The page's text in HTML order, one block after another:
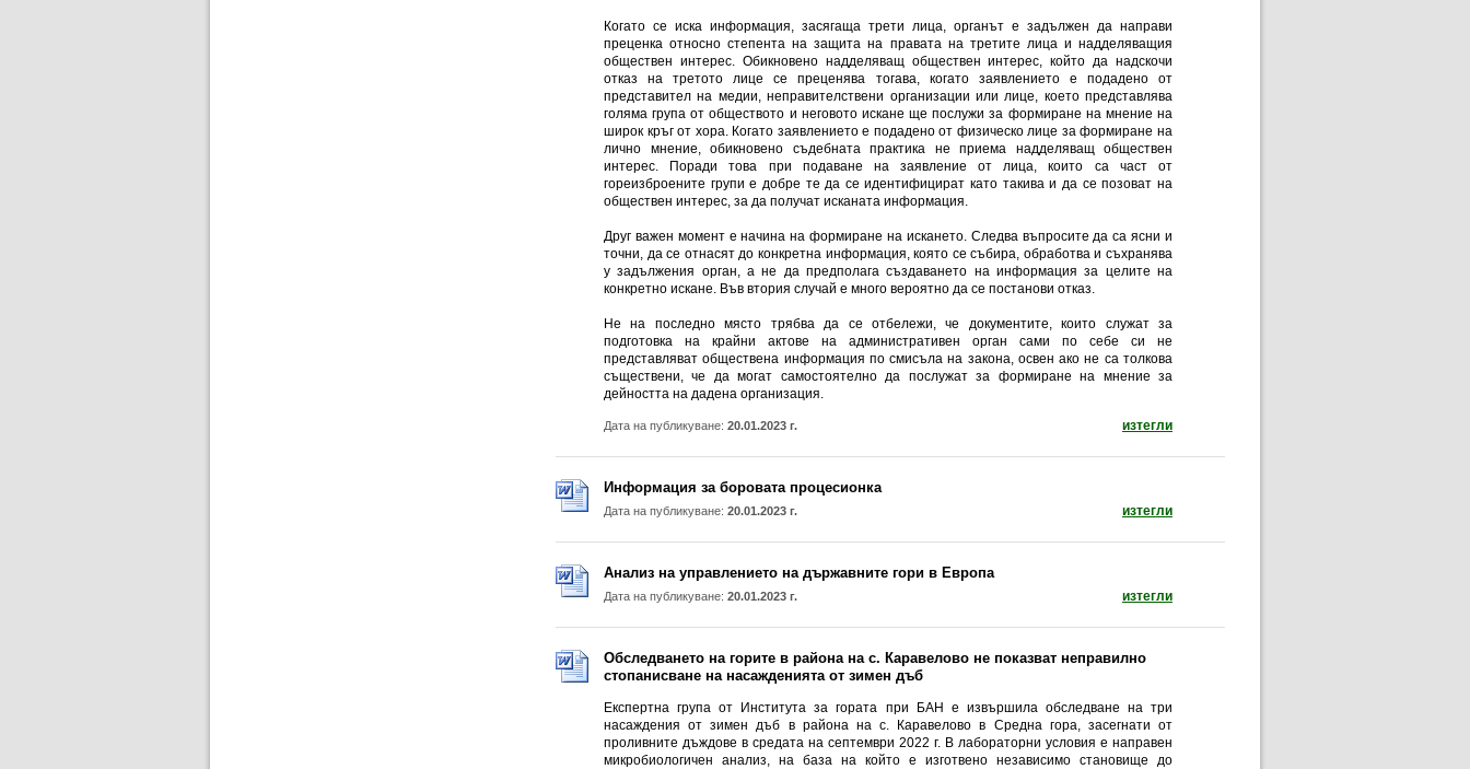
Когато се иска информация, засягаща трети лица, органът е задължен да направи
преценка относно степента на защита на правата на третите лица и надделяващия
обществен интерес. Обикновено надделяващ обществен интерес, който да надскочи
отказ на третото лице се преценява тогава, когато заявлението е подадено от
представител на медии, неправителствени организации или лице, което представлява
голяма група от обществото и неговото искане ще послужи за формиране на мнение на
широк кръг от хора. Когато заявлението е подадено от физическо лице за формиране на
лично мнение, обикновено съдебната практика не приема надделяващ обществен
интерес. Поради това при подаване на заявление от лица, които са част от
гореизброените групи е добре те да се идентифицират като такива и да се позоват на
обществен интерес, за да получат исканата информация.
Друг важен момент е начина на формиране на искането. Следва въпросите да са ясни и
точни, да се отнасят до конкретна информация, която се събира, обработва и съхранява
у задължения орган, а не да предполага създаването на информация за целите на
конкретно искане. Във втория случай е много вероятно да се постанови отказ.
Не на последно място трябва да се отбележи, че документите, които служат за
подготовка на крайни актове на административен орган сами по себе си не
представляват обществена информация по смисъла на закона, освен ако не са толкова
съществени, че да могат самостоятелно да послужат за формиране на мнение за
дейността на дадена организация.
Дата на публикуване: 20.01.2023 г. изтеглидокумент: Как да поискаме достъп до
Информация за боровата процесионка
Дата на публикуване: 20.01.2023 г. изтеглидокумент: Информация за боровата
Анализ на управлението на държавните гори в Европа
Дата на публикуване: 20.01.2023 г. изтеглидокумент: Анализ на управлението на
Обследването на горите в района на с. Каравелово не показват неправилно
стопанисване на насажденията от зимен дъб
Експертна група от Института за гората при БАН е извършила обследване на три
насаждения от зимен дъб в района на с. Каравелово в Средна гора, засегнати от
проливните дъждове в средата на септември 2022 г. В лабораторни условия е направен
микробиологичен анализ, на база на който е изготвено независимо становище до